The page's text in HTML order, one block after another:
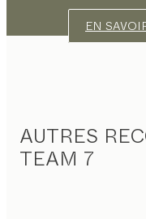
EN
AUTRES
TEAM 7